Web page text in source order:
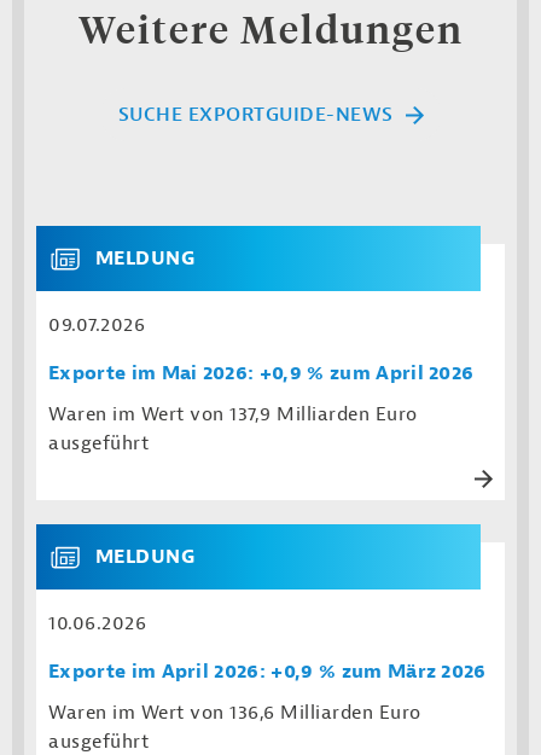
Weitere Meldungen
SUCHE EXPORTGUIDE-NEWS
MELDUNG
09.07.2026
Exporte im Mai 2026: +0,9 % zum April 2026
Waren im Wert von 137,9 Milliarden Euro
ausgeführt
MELDUNG
10.06.2026
Exporte im April 2026: +0,9 % zum März 2026
Waren im Wert von 136,6 Milliarden Euro
ausgeführt